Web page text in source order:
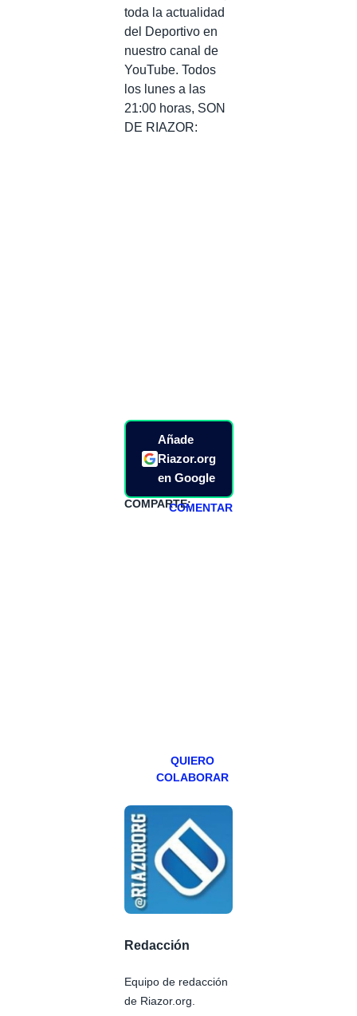
toda la actualidad
del Deportivo en
nuestro canal de
YouTube. Todos
los lunes a las
21:00 horas, SON
DE RIAZOR:
Añade
Riazor.org
en Google
COMPARTE:COMENTAR
QUIERO
COLABORAR
Redacción
Equipo de redacción
de Riazor.org.